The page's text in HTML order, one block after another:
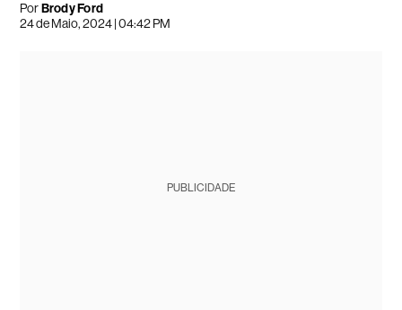
PorBrody Ford
24 de Maio, 2024 | 04:42 PM
PUBLICIDADE